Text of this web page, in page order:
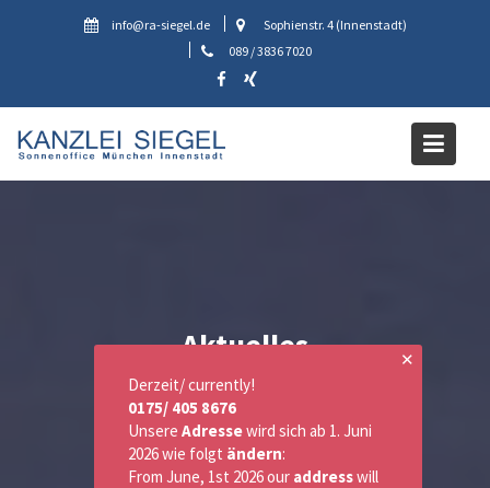
info@ra-siegel.de
Sophienstr. 4 (Innenstadt)
089 / 3836 7020
Aktuelles
✕
Derzeit/ currently!
0175/ 405 8676
Unsere Adressewird sich ab 1. Juni
2026 wie folgt ändern:
From June, 1st 2026 our addresswill